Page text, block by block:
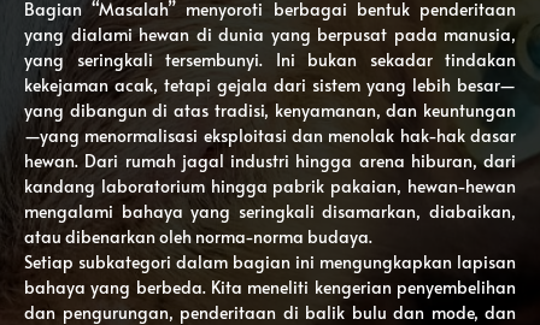
Bagian “Masalah” menyoroti berbagai bentuk penderitaan
yang dialami hewan di dunia yang berpusat pada manusia,
yang seringkali tersembunyi. Ini bukan sekadar tindakan
kekejaman acak, tetapi gejala dari sistem yang lebih besar—
yang dibangun di atas tradisi, kenyamanan, dan keuntungan
—yang menormalisasi eksploitasi dan menolak hak-hak dasar
hewan. Dari rumah jagal industri hingga arena hiburan, dari
kandang laboratorium hingga pabrik pakaian, hewan-hewan
mengalami bahaya yang seringkali disamarkan, diabaikan,
atau dibenarkan oleh norma-norma budaya.
Setiap subkategori dalam bagian ini mengungkapkan lapisan
bahaya yang berbeda. Kita meneliti kengerian penyembelihan
dan pengurungan, penderitaan di balik bulu dan mode, dan